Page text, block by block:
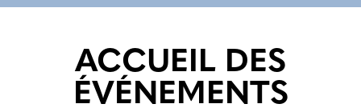
ACCUEIL DES
ÉVÉNEMENTS